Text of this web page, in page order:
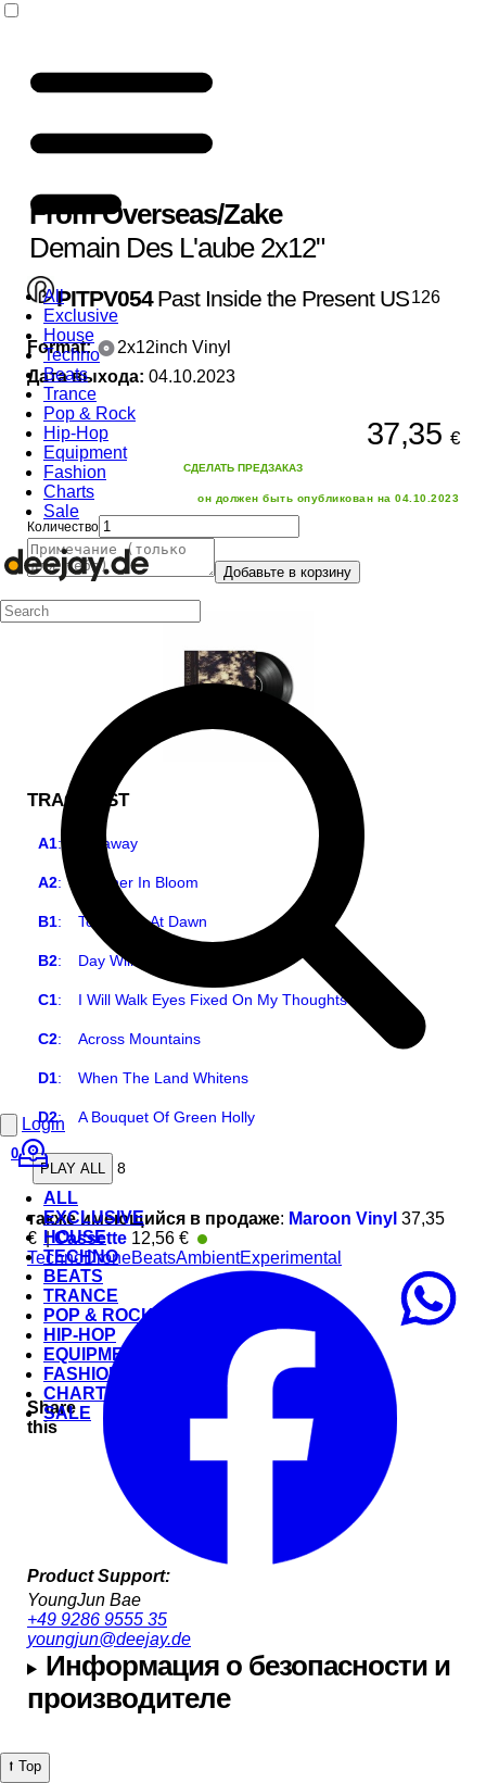
All
Exclusive
House
Techno
Beats
Trance
Pop & Rock
Hip-Hop
Equipment
Fashion
Charts
Sale
Login
0
ALL
EXCLUSIVE
HOUSE
TECHNO
BEATS
TRANCE
POP & ROCK
HIP-HOP
EQUIPMENT
FASHION
CHARTS
SALE
From Overseas/Zake
Demain Des L'aube 2x12"
PITPV054 Past Inside the Present US126
Format:
2x12inch Vinyl
Дата выхода: 04.10.2023
37,35 €
СДЕЛАТЬ ПРЕДЗАКАЗ
он должен быть опубликован на 04.10.2023
Количество
Добавьте в корзину
TRACKLIST
A1: Faraway
A2: Heather In Bloom
B1:Tomorrow At Dawn
B2:Day Will Be As The Night
C1:I Will Walk Eyes Fixed On My Thoughts
C2:Across Mountains
D1:When The Land Whitens
D2:A Bouquet Of Green Holly
PLAY ALL 8
также имеющийся в продаже: Maroon Vinyl 37,35
€ |Cassette 12,56 €
TechnoDroneBeatsAmbientExperimental
Share
this
Product Support:
YoungJun Bae
+49 9286 9555 35
youngjun@deejay.de
Информация о безопасности и
производителе
⭡ Top